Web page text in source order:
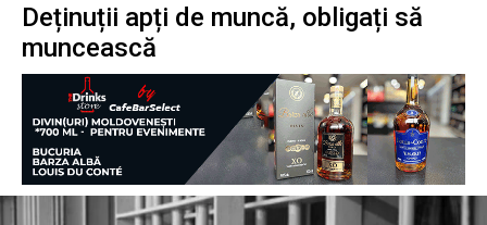
Deținuții apți de muncă, obligați să
muncească